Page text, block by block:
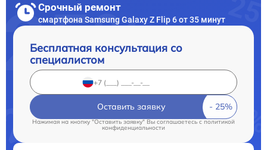
Срочный ремонт
смартфона Samsung Galaxy Z Flip 6 от 35 минут
Бесплатная консультация со
специалистом
Оставить заявку
Нажимая на кнопку "Оставить заявку" Вы соглашаетесь c политикой
конфиденциальности